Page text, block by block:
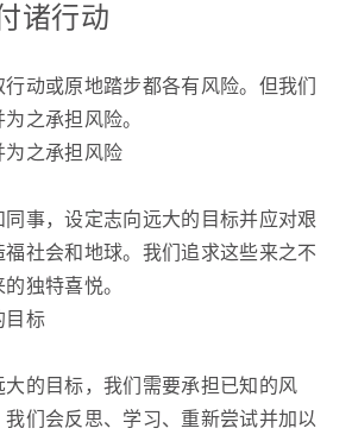
诸行动
动或原地踏步都各有风险。但我们
之承担风险。
为之承担风险
事，设定志向远大的目标并应对艰
福社会和地球。我们追求这些来之不
独特喜悦。
目标
大的目标，我们需要承担已知的风
我们会反思、学习、重新尝试并加以